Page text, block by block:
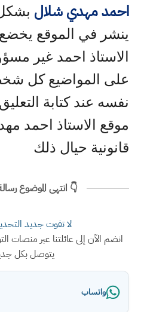
احمد مهدي شلال
ينشر في الموقع يخضع
الاستاذ احمد غير
على المواضيع كل
نفسه عند كتابة
موقع الاستاذ احمد
قانونية حيال ذلك
👇 انتهى الموضوع
لا تفوت جديد
انضم الآن إلى عائلتنا عبر منصات
يتوصل بكل
واتساب